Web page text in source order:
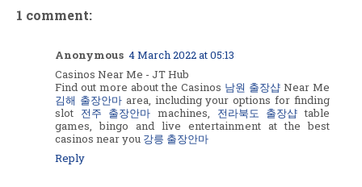
1 comment:
Anonymous 4 March 2022 at 05:13
Casinos Near Me - JT Hub
Find out more about the Casinos 남원 출장샵 Near Me
김해 출장안마area, including your options for finding
slot 전주 출장안마 machines, 전라북도 출장샵 table
games, bingo and live entertainment at the best
casinos near you 강릉 출장안마
Reply